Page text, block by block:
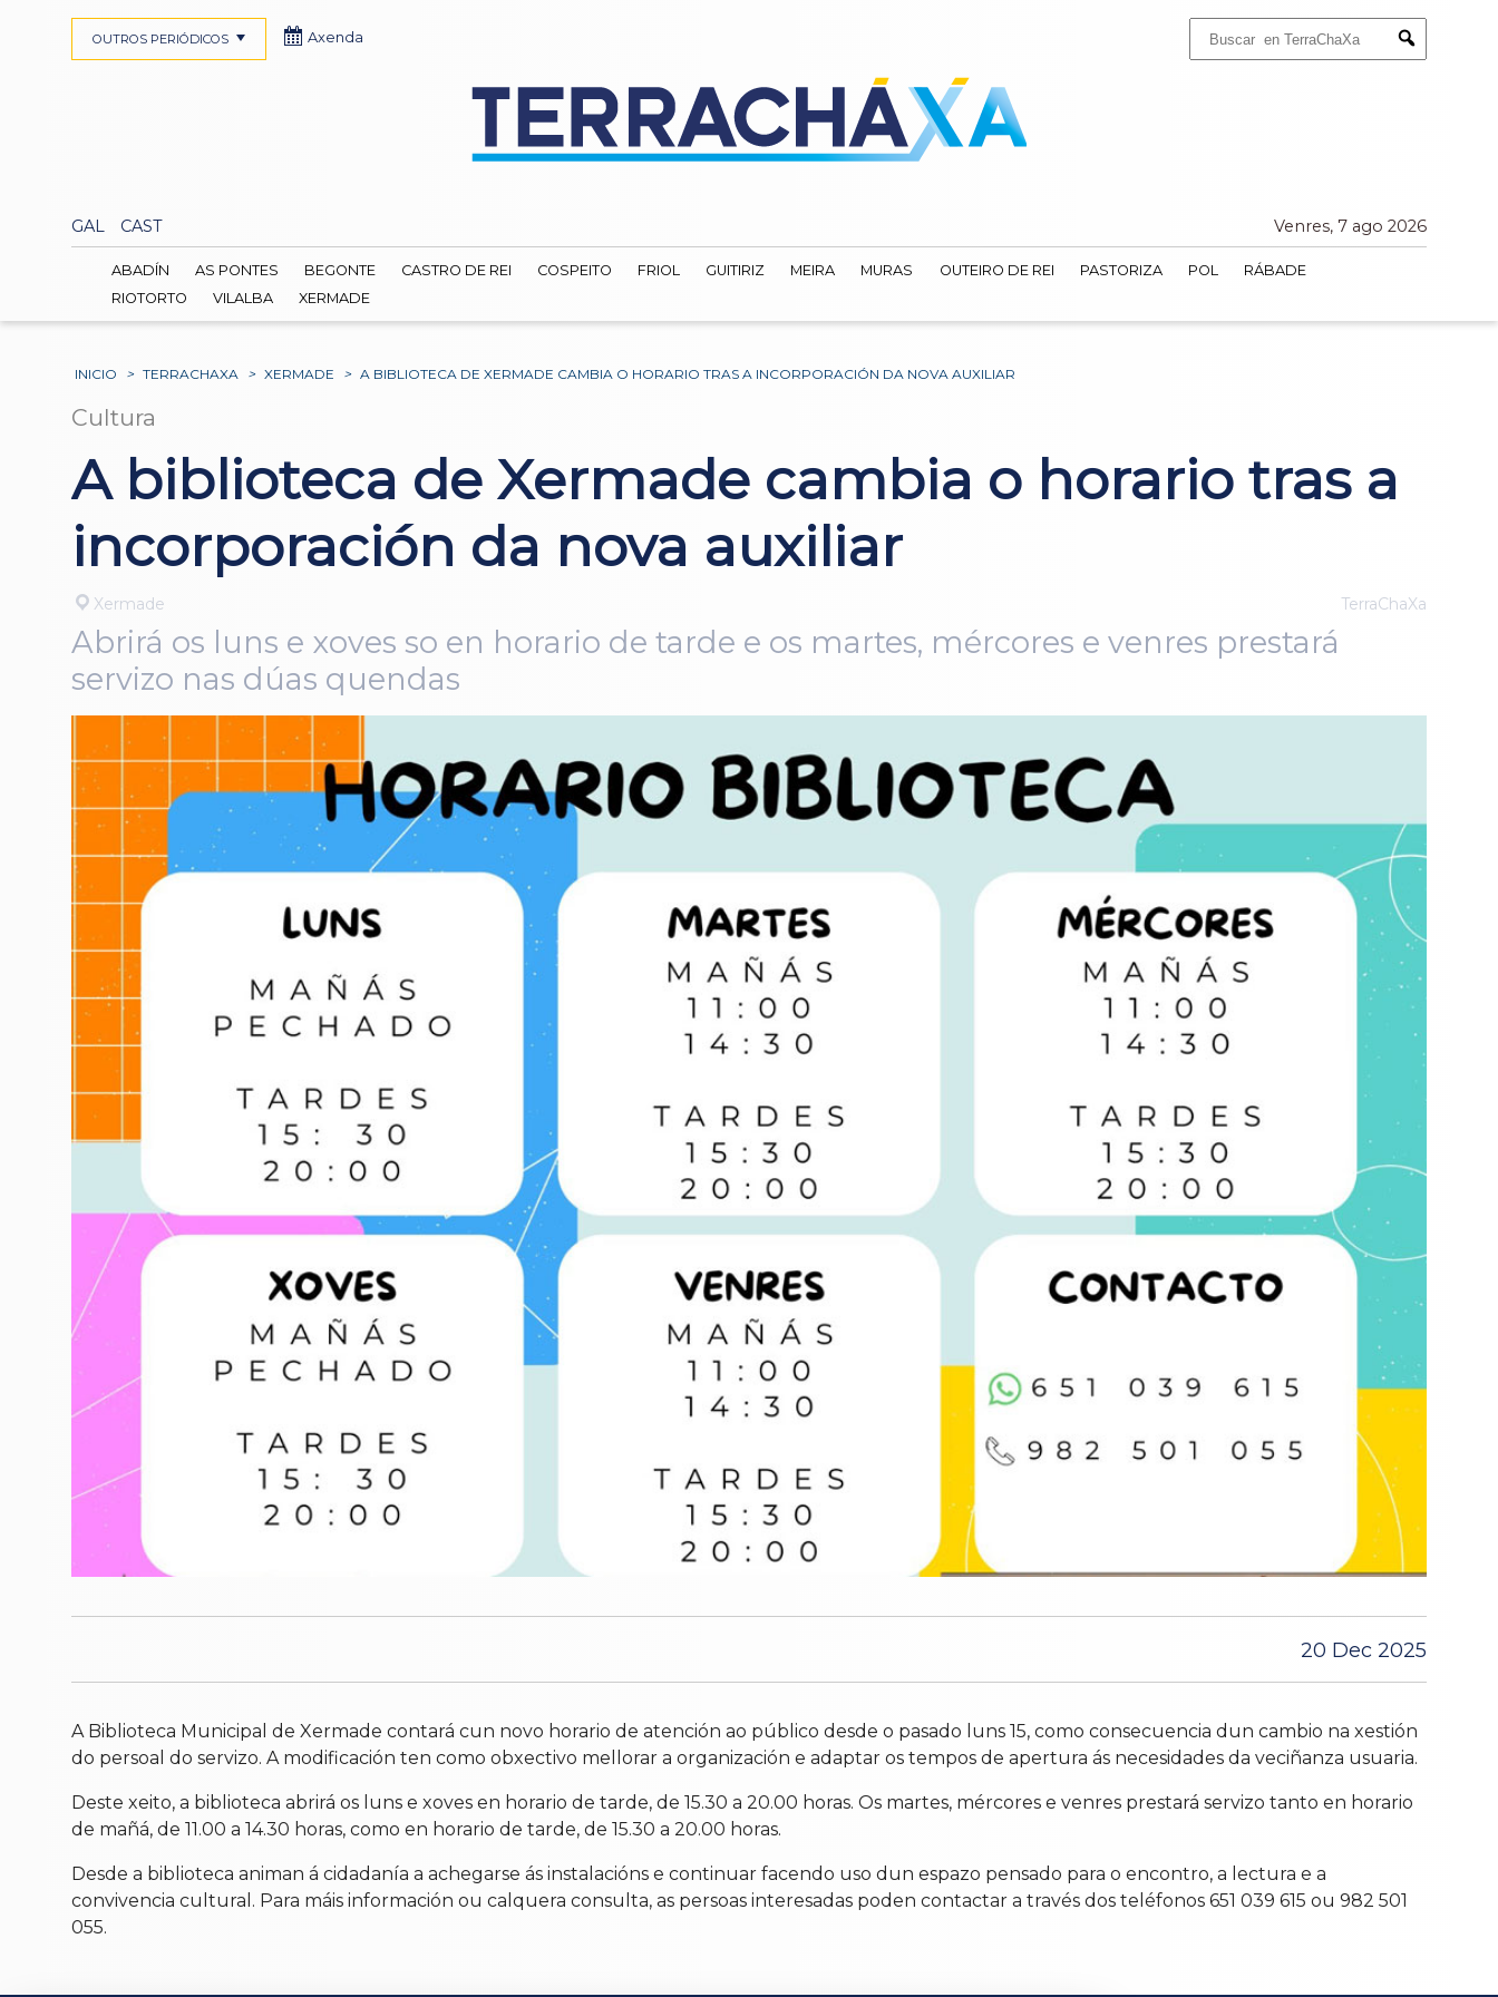
Submit
GAL CAST Venres, 7 ago 2026
OUTROS PERIÓDICOS Axenda
ABADÍN AS PONTES BEGONTE CASTRO DE REI COSPEITO FRIOL GUITIRIZ MEIRA MURAS OUTEIRO DE REI PASTORIZA POL
RÁBADE
RIOTORTO
VILALBA XERMADE
INICIO > TERRACHAXA > XERMADE > A BIBLIOTECA DE XERMADE CAMBIA O HORARIO TRAS A INCORPORACIÓN DA NOVA AUXILIAR
Cultura
A biblioteca de Xermade cambia o horario tras a
incorporación da nova auxiliar
Xermade TerraChaXa
Abrirá os luns e xoves so en horario de tarde e os martes, mércores e venres prestará
servizo nas dúas quendas
20 Dec 2025
A Biblioteca Municipal de Xermade contará cun novo horario de atención ao público desde o pasado luns 15, como consecuencia dun cambio na xestión
do persoal do servizo. A modificación ten como obxectivo mellorar a organización e adaptar os tempos de apertura ás necesidades da veciñanza usuaria.
Deste xeito, a biblioteca abrirá os luns e xoves en horario de tarde, de 15.30 a 20.00 horas. Os martes, mércores e venres prestará servizo tanto en horario
de mañá, de 11.00 a 14.30 horas, como en horario de tarde, de 15.30 a 20.00 horas.
Desde a biblioteca animan á cidadanía a achegarse ás instalacións e continuar facendo uso dun espazo pensado para o encontro, a lectura e a
convivencia cultural. Para máis información ou calquera consulta, as persoas interesadas poden contactar a través dos teléfonos 651 039 615 ou 982 501
055.